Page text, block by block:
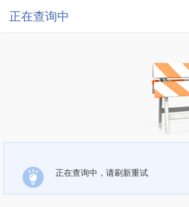
正在查询中
正在查询中，请刷新重试